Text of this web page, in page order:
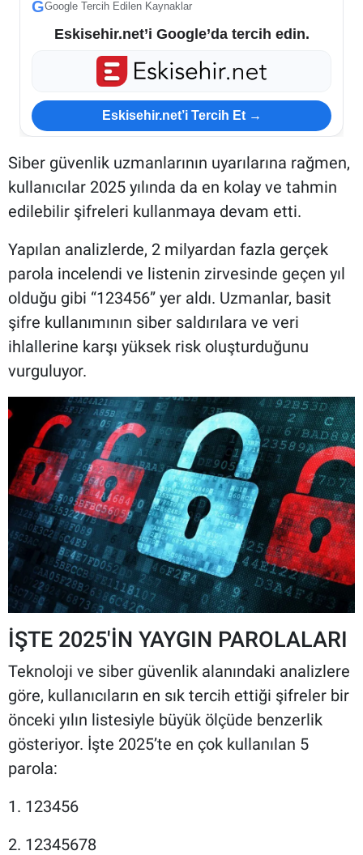
GGoogle Tercih Edilen Kaynaklar
Eskisehir.net’i Google’da tercih edin.
Eskisehir.net’i Tercih Et →
Siber güvenlik uzmanlarının uyarılarına rağmen,
kullanıcılar 2025 yılında da en kolay ve tahmin
edilebilir şifreleri kullanmaya devam etti.
Yapılan analizlerde, 2 milyardan fazla gerçek
parola incelendi ve listenin zirvesinde geçen yıl
olduğu gibi “123456” yer aldı. Uzmanlar, basit
şifre kullanımının siber saldırılara ve veri
ihlallerine karşı yüksek risk oluşturduğunu
vurguluyor.
İŞTE 2025'İN YAYGIN PAROLALARI
Teknoloji ve siber güvenlik alanındaki analizlere
göre, kullanıcıların en sık tercih ettiği şifreler bir
önceki yılın listesiyle büyük ölçüde benzerlik
gösteriyor. İşte 2025’te en çok kullanılan 5
parola:
1. 123456
2. 12345678